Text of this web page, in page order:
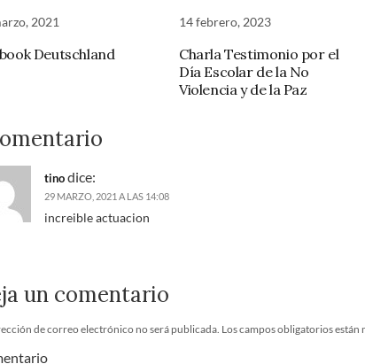
2021
Deutschland
14 febrero, 2023
Charla Testimonio por el
Día Escolar de la No
Violencia y de la Paz
tinodice:
29 MARZO, 2021 A LAS 14:08
increible actuacion
un comentario
de correo electrónico no será publicada. Los campos obligatorios están